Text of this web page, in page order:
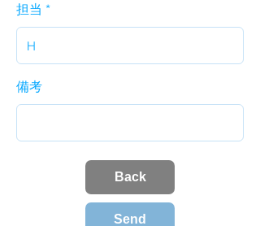
担当
備考
Back
Send